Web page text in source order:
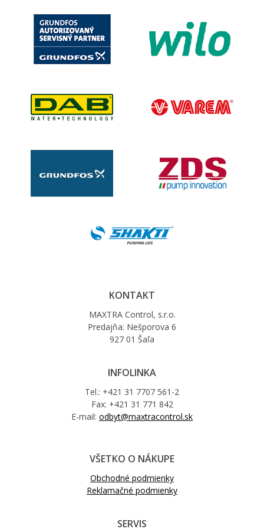
KONTAKT
MAXTRA Control, s.r.o.
Predajňa: Nešporova 6
927 01 Šaľa
INFOLINKA
Tel.: +421 31 7707 561-2
Fax: +421 31 771 842
E-mail: odbyt@maxtracontrol.sk
VŠETKO O NÁKUPE
Obchodné podmienky
Reklamačné podmienky
SERVIS